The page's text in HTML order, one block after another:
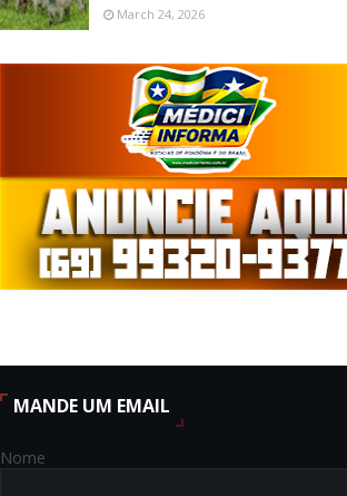
March 24, 2026
MANDE UM EMAIL
Nome